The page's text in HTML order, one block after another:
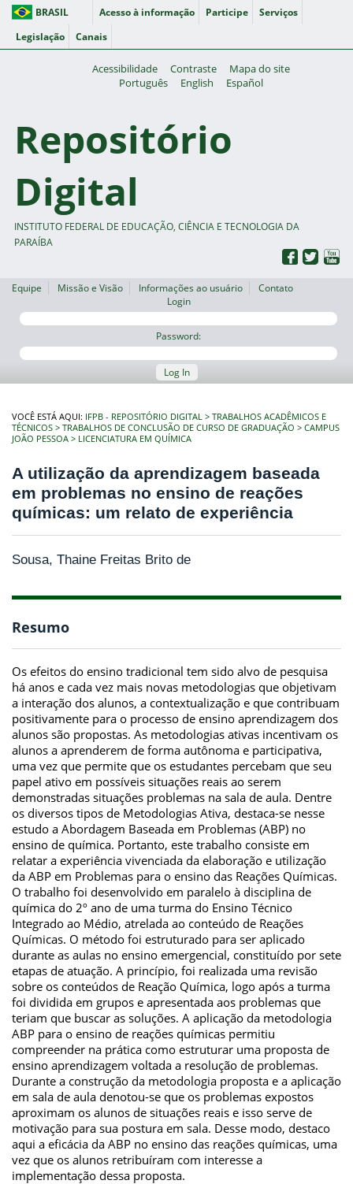
BRASIL Acesso à informação Participe
Serviços
Legislação
Canais
Acessibilidade Contraste
Mapa do site
Português
English Español
Repositório
Digital
INSTITUTO FEDERAL DE EDUCAÇÃO, CIÊNCIA E TECNOLOGIA DA
PARAÍBA
Equipe Missão e Visão Informações ao usuário
Contato
Login
Password:
Log In
VOCÊ ESTÁ AQUI: IFPB - REPOSITÓRIO DIGITAL
TRABALHOS ACADÊMICOS E
TÉCNICOS
TRABALHOS DE CONCLUSÃO DE CURSO DE GRADUAÇÃO
CAMPUS
JOÃO PESSOA
LICENCIATURA EM QUÍMICA
A utilização da aprendizagem baseada
em problemas no ensino de reações
químicas: um relato de experiência
Sousa, Thaine Freitas Brito de
Resumo
Os efeitos do ensino tradicional tem sido alvo de pesquisa
há anos e cada vez mais novas metodologias que objetivam
a interação dos alunos, a contextualização e que contribuam
positivamente para o processo de ensino aprendizagem dos
alunos são propostas. As metodologias ativas incentivam os
alunos a aprenderem de forma autônoma e participativa,
uma vez que permite que os estudantes percebam que seu
papel ativo em possíveis situações reais ao serem
demonstradas situações problemas na sala de aula. Dentre
os diversos tipos de Metodologias Ativa, destaca-se nesse
estudo a Abordagem Baseada em Problemas (ABP) no
ensino de química. Portanto, este trabalho consiste em
relatar a experiência vivenciada da elaboração e utilização
da ABP em Problemas para o ensino das Reações Químicas.
O trabalho foi desenvolvido em paralelo à disciplina de
química do 2º ano de uma turma do Ensino Técnico
Integrado ao Médio, atrelada ao conteúdo de Reações
Químicas. O método foi estruturado para ser aplicado
durante as aulas no ensino emergencial, constituído por sete
etapas de atuação. A princípio, foi realizada uma revisão
sobre os conteúdos de Reação Química, logo após a turma
foi dividida em grupos e apresentada aos problemas que
teriam que buscar as soluções. A aplicação da metodologia
ABP para o ensino de reações químicas permitiu
compreender na prática como estruturar uma proposta de
ensino aprendizagem voltada a resolução de problemas.
Durante a construção da metodologia proposta e a aplicação
em sala de aula denotou-se que os problemas expostos
aproximam os alunos de situações reais e isso serve de
motivação para sua postura em sala. Desse modo, destaco
aqui a eficácia da ABP no ensino das reações químicas, uma
vez que os alunos retribuíram com interesse a
implementação dessa proposta.